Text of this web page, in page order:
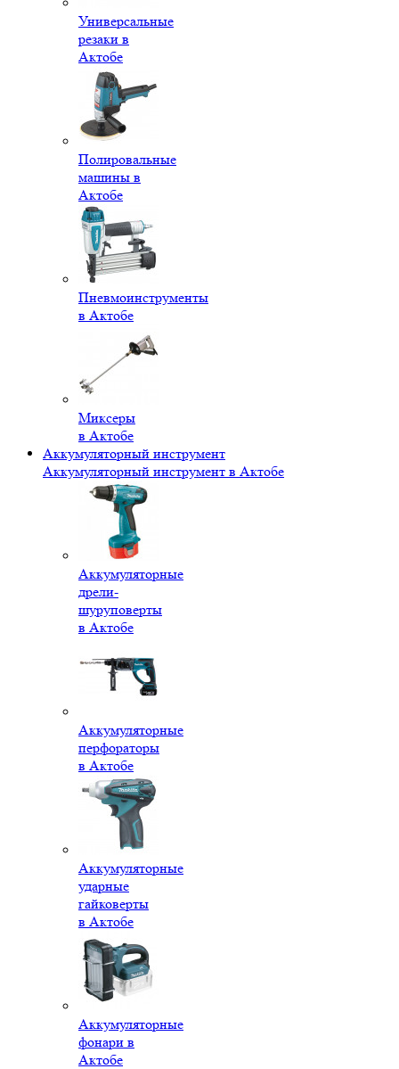
Универсальные
резаки в
Актобе
Полировальные
машины в
Актобе
Пневмоинструменты
в Актобе
Миксеры
в Актобе
Аккумуляторный инструмент
Аккумуляторный инструмент в Актобе
Аккумуляторные
дрели-
шуруповерты
в Актобе
Аккумуляторные
перфораторы
в Актобе
Аккумуляторные
ударные
гайковерты
в Актобе
Аккумуляторные
фонари в
Актобе